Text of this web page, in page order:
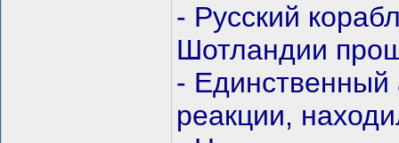
- Русский
Шотландии
- Единственный
реакции,